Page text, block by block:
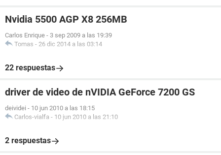
Nvidia 5500 AGP X8 256MB
Carlos Enrique - 3 sep 2009 a las 19:39
Tomas - 26 dic 2014 a las 03:14
22 respuestas
driver de video de nVIDIA GeForce 7200 GS
deividei - 10 jun 2010 a las 18:15
Carlos-vialfa - 10 jun 2010 a las 21:10
2 respuestas